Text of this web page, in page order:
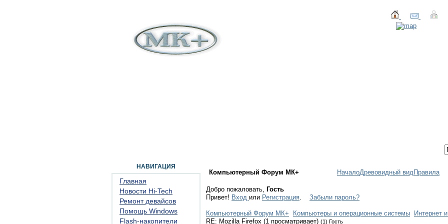
НАВИГАЦИЯ
Главная
Новости Hi-Tech
Ремонт девайсов
Помощь Windows
Flash-накопители
Компьютерный Форум МК+ НачалоДревовидный видПравила
Добро пожаловать, Гость
Привет! Вход или Регистрация. Забыли пароль?
Компьютерный Форум МК+ Компьютеры и операционные системы
Интернет
RE: Mozilla Firefox (1 просматривает) (1) Гость